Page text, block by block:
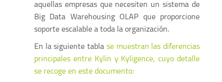
aquellas empresas que necesiten un sistema de
Big Data Warehousing OLAP que proporcione
soporte escalable a toda la organización.
En la siguiente tabla se muestran las diferencias
principales entre Kylin y Kyligence, cuyo detalle
se recoge en este documento: